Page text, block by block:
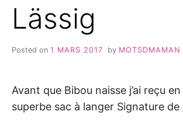
Lässig
Posted on 1 MARS 2017 by MOTSDMAMAN
Avant que Bibou naisse j’ai reçu
superbe sac à langer Signature de